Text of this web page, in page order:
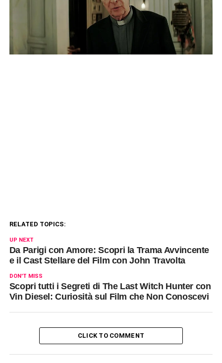
RELATED TOPICS:
UP NEXT
Da Parigi con Amore: Scopri la Trama Avvincente
e il Cast Stellare del Film con John Travolta
DON'T MISS
Scopri tutti i Segreti di The Last Witch Hunter con
Vin Diesel: Curiosità sul Film che Non Conoscevi
CLICK TO COMMENT